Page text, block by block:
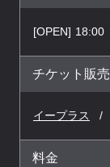
[OPEN] 18:00
チケット販売
イープラス
料金